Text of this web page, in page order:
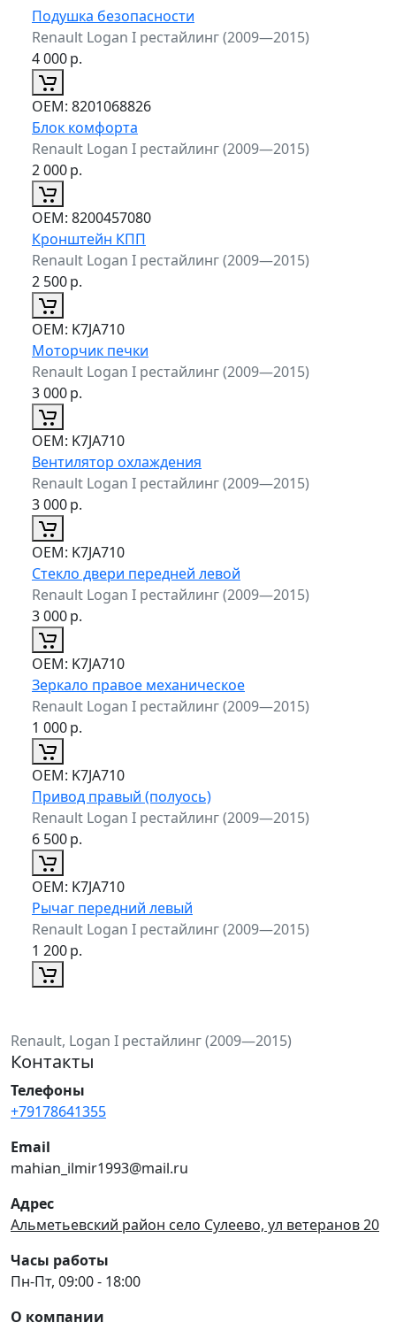
Подушка безопасности
Renault Logan I рестайлинг (2009—2015)
4 000р.
ОЕМ: 8201068826
Блок комфорта
Renault Logan I рестайлинг (2009—2015)
2 000р.
ОЕМ: 8200457080
Кронштейн КПП
Renault Logan I рестайлинг (2009—2015)
2 500р.
ОЕМ: K7JA710
Моторчик печки
Renault Logan I рестайлинг (2009—2015)
3 000р.
ОЕМ: K7JA710
Вентилятор охлаждения
Renault Logan I рестайлинг (2009—2015)
3 000р.
ОЕМ: K7JA710
Стекло двери передней левой
Renault Logan I рестайлинг (2009—2015)
3 000р.
ОЕМ: K7JA710
Зеркало правое механическое
Renault Logan I рестайлинг (2009—2015)
1 000р.
ОЕМ: K7JA710
Привод правый (полуось)
Renault Logan I рестайлинг (2009—2015)
6 500р.
ОЕМ: K7JA710
Рычаг передний левый
Renault Logan I рестайлинг (2009—2015)
1 200р.
Renault, Logan I рестайлинг (2009—2015)
Контакты
Телефоны
+79178641355
Email
mahian_ilmir1993@mail.ru
Адрес
Альметьевский район село Сулеево, ул ветеранов 20
Часы работы
Пн-Пт, 09:00 - 18:00
О компании